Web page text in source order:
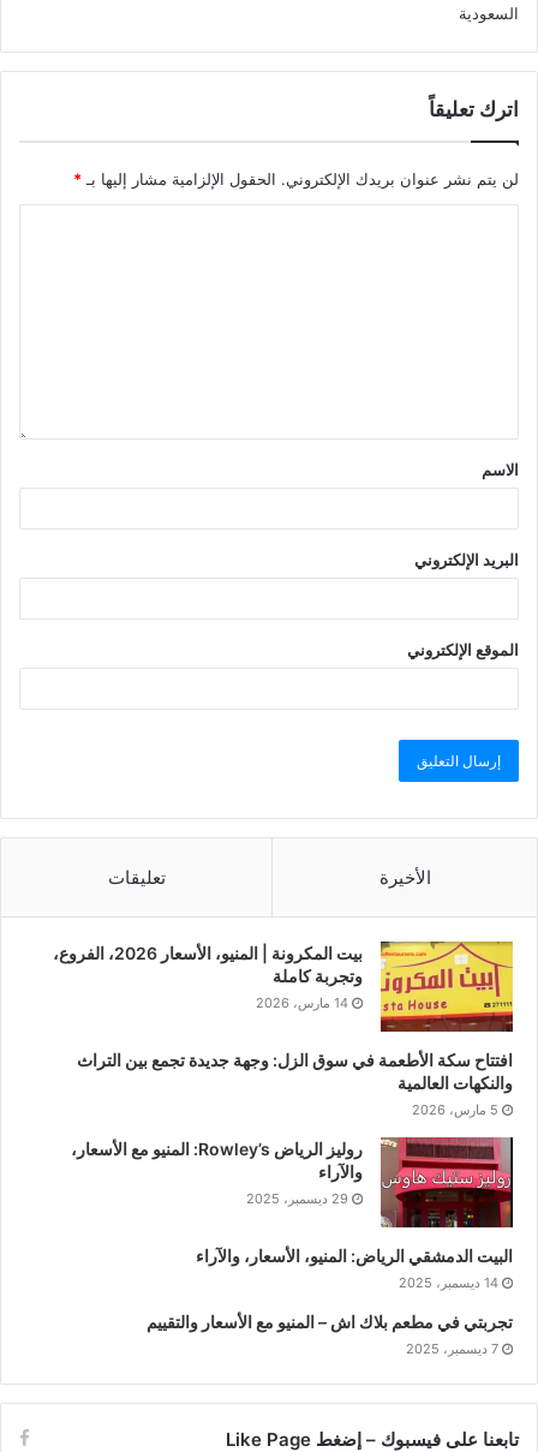
السعودية
اترك تعليقاً
لن يتم نشر عنوان بريدك الإلكتروني. الحقول الإلزامية مشار إليها بـ*
الاسم
البريد الإلكتروني
الموقع الإلكتروني
الأخيرة تعليقات
بيت المكرونة | المنيو، الأسعار 2026، الفروع،
وتجربة كاملة
14 مارس، 2026
افتتاح سكة الأطعمة في سوق الزل: وجهة جديدة تجمع بين التراث
والنكهات العالمية
5 مارس، 2026
روليز الرياض Rowley’s: المنيو مع الأسعار،
والآراء
29 ديسمبر، 2025
البيت الدمشقي الرياض: المنيو، الأسعار، والآراء
14 ديسمبر، 2025
تجربتي في مطعم بلاك اش – المنيو مع الأسعار والتقييم
7 ديسمبر، 2025
تابعنا على فيسبوك – إضغط Like Page